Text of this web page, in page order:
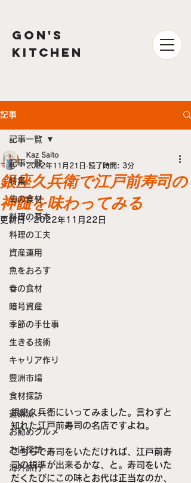
GON'S
kitchen
記事
記事一覧
特集
旬の食材
料理の基本
料理の工夫
資産運用
魚をおろす
春の食材
暗号資産
季節の手仕事
生きる技術
キャリア作り
豊洲市場
食材探訪
近茶流
お勧めグルメ
お店探訪
海外旅行
記事一覧
銀座久兵衛で江戸前寿司の
神髄を味わってみる
Kaz Saito
2022年11月21日 読了時間: 3分
更新日：2022年11月22日
銀座久兵衛にいってみました。言わずと
知れた江戸前寿司の名店ですよね。
こちらで寿司をいただければ、江戸前寿
司の規準が出来るかな、と。寿司をいた
だくたびにこの味とお代は正当なのか、